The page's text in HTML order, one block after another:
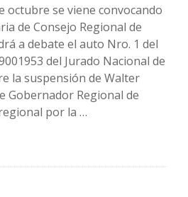
octubre se viene convocando
de Consejo Regional de
a debate el auto Nro. 1 del
del Jurado Nacional de
la suspensión de Walter
Gobernador Regional de
por la …